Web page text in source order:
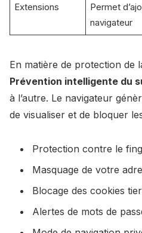
Extensions
Permet
navigateur
En matière de protection de
Prévention intelligente du
à l’autre. Le navigateur
de visualiser et de bloquer
Protection contre le
Masquage de votre
Blocage des cookies
Alertes de mots de